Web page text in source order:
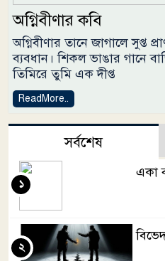
অগ্নিবীণার কবি
অগ্নিবীণার তানে জাগালে সুপ্ত
ব্যবধান। শিকল ভাঙার গানে
তিমিরে তুমি এক দীপ্ত
ReadMore..
সর্বশেষ
একা
১
২